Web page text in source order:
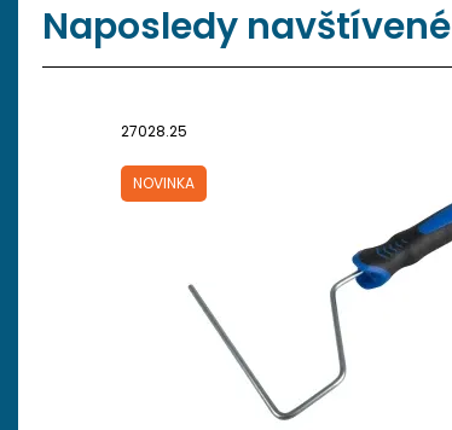
Naposledy navštívené
27028.25
NOVINKA